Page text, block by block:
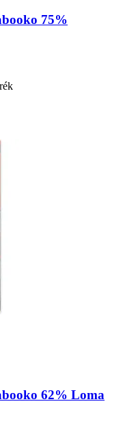
75%
62% Loma